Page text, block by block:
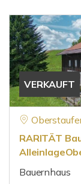
VERKAUFT
RARITÄT
Bauernhaus